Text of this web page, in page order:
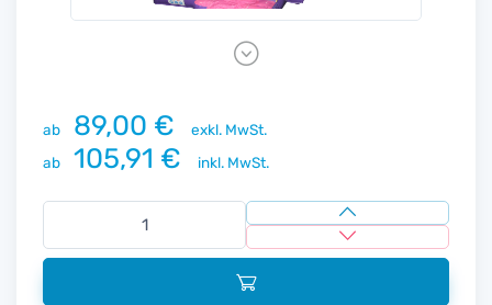
Next
ab 89,00 €
exkl. MwSt.
ab
105,91 € inkl. MwSt.